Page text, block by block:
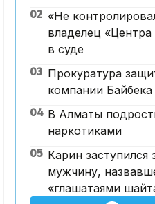
02 «Не
владелец
в суде
03 Прокуратура
компании Байбека
04 В Алматы
наркотиками
05 Карин заступился
мужчину,
«глашатаями